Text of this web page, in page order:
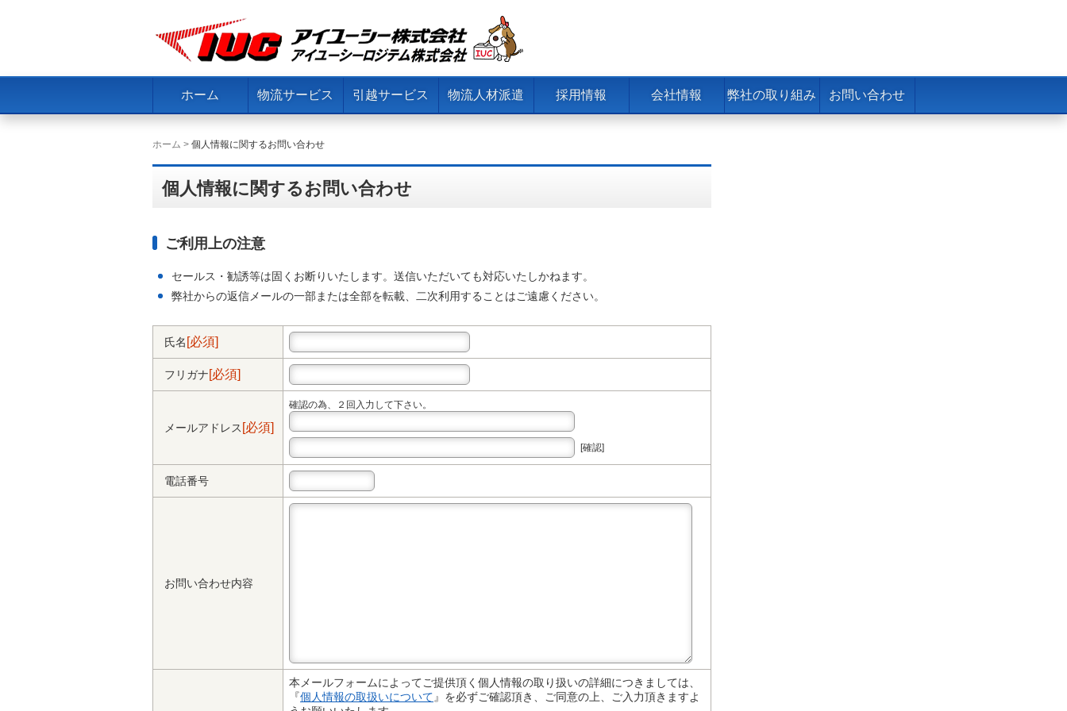
ホーム 物流サービス 引越サービス 物流人材派遣 採用情報 会社情報 弊社の取り組み お問い合わせ
ホーム > 個人情報に関するお問い合わせ
個人情報に関するお問い合わせ
ご利用上の注意
セールス・勧誘等は固くお断りいたします。送信いただいても対応いたしかねます。
弊社からの返信メールの一部または全部を転載、二次利用することはご遠慮ください。
氏名 [必須]
フリガナ[必須]
メールアドレス [必須]
確認の為、２回入力して下さい。
[確認]
電話番号
お問い合わせ内容
本メールフォームによってご提供頂く個人情報の取り扱いの詳細につきましては、
『個人情報の取扱いについて 』を必ずご確認頂き、ご同意の上、ご入力頂きますよ